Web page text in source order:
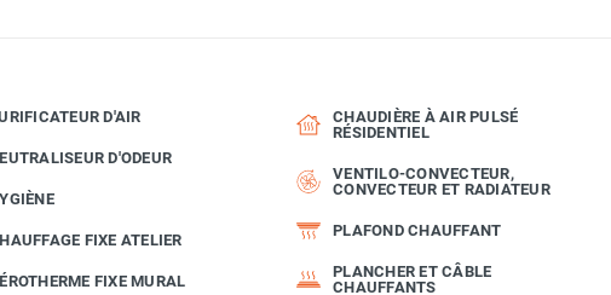
D'AIR
D'ODEUR
FIXE ATELIER
FIXE MURAL
CHAUDIÈRE À AIR PULSÉ
RÉSIDENTIEL
VENTILO-CONVECTEUR,
CONVECTEUR ET RADIATEUR
PLAFOND CHAUFFANT
PLANCHER ET CÂBLE
CHAUFFANTS